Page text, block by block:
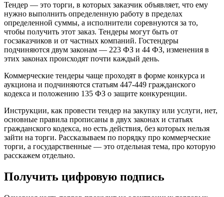
Тендер — это торги, в которых заказчик объявляет, что ему
нужно выполнить определенную работу в пределах
определенной суммы, а исполнители соревнуются за то,
чтобы получить этот заказ. Тендеры могут быть от
госзаказчиков и от частных компаний. Гостендеры
подчиняются двум законам — 223 ФЗ и 44 ФЗ, изменения в
этих законах происходят почти каждый день.
Коммерческие тендеры чаще проходят в форме конкурса и
аукциона и подчиняются статьям 447-449 гражданского
кодекса и положению 135 ФЗ о защите конкуренции.
Инструкции, как провести тендер на закупку или услуги, нет,
основные правила прописаны в двух законах и статьях
гражданского кодекса, но есть действия, без которых нельзя
зайти на торги. Рассказываем по порядку про коммерческие
торги, а государственные — это отдельная тема, про которую
расскажем отдельно.
Получить цифровую подпись